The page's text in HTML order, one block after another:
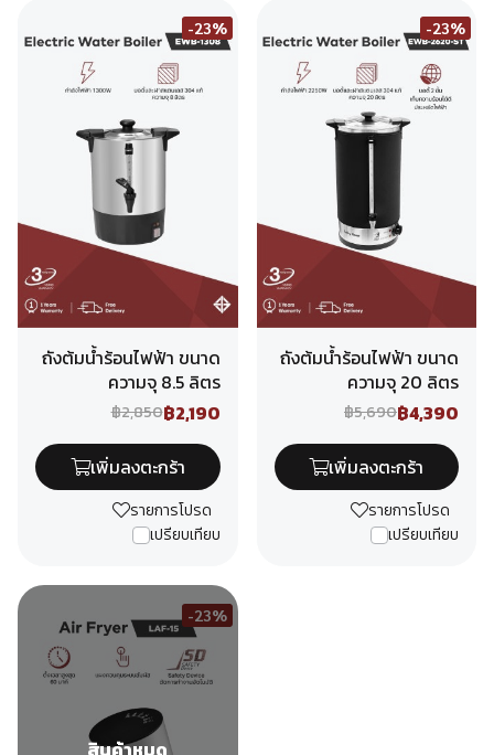
-23%
ถังต้มน้ำร้อนไฟฟ้า ขนาด
ความจุ 8.5 ลิตร
฿2,850฿2,190
เพิ่มลงตะกร้า
รายการโปรด
เปรียบเทียบ
-23%
ถังต้มน้ำร้อนไฟฟ้า ขนาด
ความจุ 20 ลิตร
฿5,690฿4,390
เพิ่มลงตะกร้า
รายการโปรด
เปรียบเทียบ
-23%